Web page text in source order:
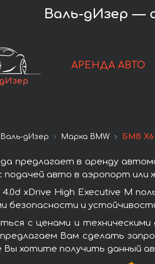
Валь-дИзер —
АРЕНДА АВТО
дИзер Марка BMW БМВ X6
предлагает в аренду
подачей авто в аэропорт или
xDrive High Executive M
безопасности и
с ценами и
Вам сделать
Вы хотите получить данный